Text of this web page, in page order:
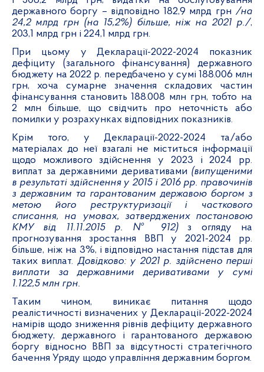
державного боргу – відповідно 182,9 млрд грн /на
24,2 млрд грн (на 15,2%) більше, ніж на 2021 р./,
203,1 млрд грн і 224,1 млрд грн.
При цьому у Декларації-2022-2024 показник
дефіциту (загального фінансування) державного
бюджету на 2022 р. передбачено у сумі 188.006 млн
грн, хоча сумарне значення складових частин
фінансування становить 188.008 млн грн, тобто на
2 млн більше, що свідчить про неточність або
помилки у розрахунках відповідних показників.
Крім того, у Декларації-2022-2024 та/або
матеріалах до неї взагалі не міститься інформації
щодо можливого здійснення у 2023 і 2024 рр.
виплат за державними деривативами (випущеними
в результаті здійснення у 2015 і 2016 рр. правочинів
з державним та гарантованим державою боргом з
метою його реструктуризації і часткового
списання, на умовах, затверджених постановою
КМУ від 11.11.2015 р. № 912)з огляду на
прогнозування зростання ВВП у 2021-2024 рр.
більше, ніж на 3%, і відповідно настання підстав для
таких виплат. Довідково: у 2021 р. здійснено перші
виплати за державними деривативами у сумі
1.122,5 млн грн.
Таким чином, виникає питання щодо
реалістичності визначених у Декларації-2022-2024
намірів щодо зниження рівнів дефіциту державного
бюджету, державного і гарантованого державою
боргу відносно ВВП за відсутності стратегічного
бачення Уряду щодо управління державним боргом.